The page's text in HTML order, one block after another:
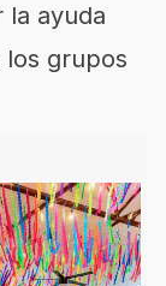
la ayuda
los grupos